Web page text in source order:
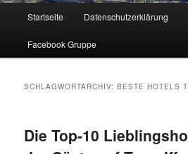
Zum
primären
Zum
sekundären
Startseite Datenschutzerklärung
Facebook Gruppe
SCHLAGWORTARCHIV:BESTE HOTELS
Die Top-10